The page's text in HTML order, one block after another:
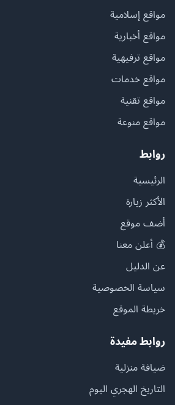
مواقع إسلامية
مواقع أخبارية
مواقع ترفيهية
مواقع خدمات
مواقع تقنية
مواقع منوعة
روابط
الرئيسية
الأكثر زيارة
أضف موقع
💰 أعلن معنا
عن الدليل
سياسة الخصوصية
خريطة الموقع
روابط مفيدة
ضيافة منزلية
التاريخ الهجري اليوم